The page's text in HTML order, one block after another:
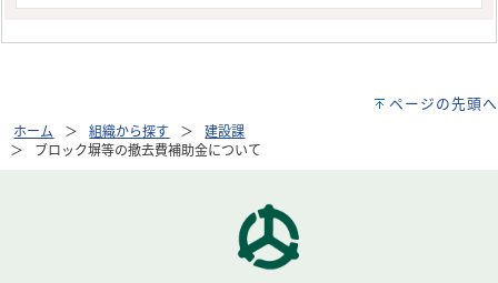
ページの先頭へ
ホーム 組織から探す
建設課
ブロック塀等の撤去費補助金について